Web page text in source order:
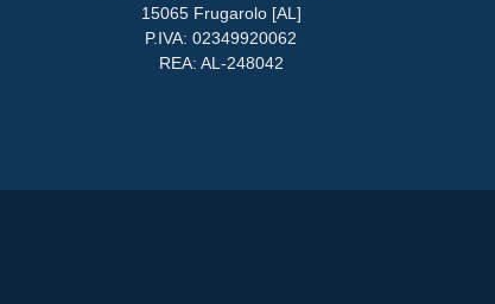
15065 Frugarolo [AL]
P.IVA: 02349920062
REA: AL-248042